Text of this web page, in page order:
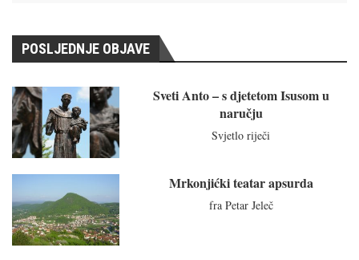
POSLJEDNJE OBJAVE
Sveti Anto – s djetetom Isusom u
naručju
Svjetlo riječi
Mrkonjićki teatar apsurda
fra Petar Jeleč